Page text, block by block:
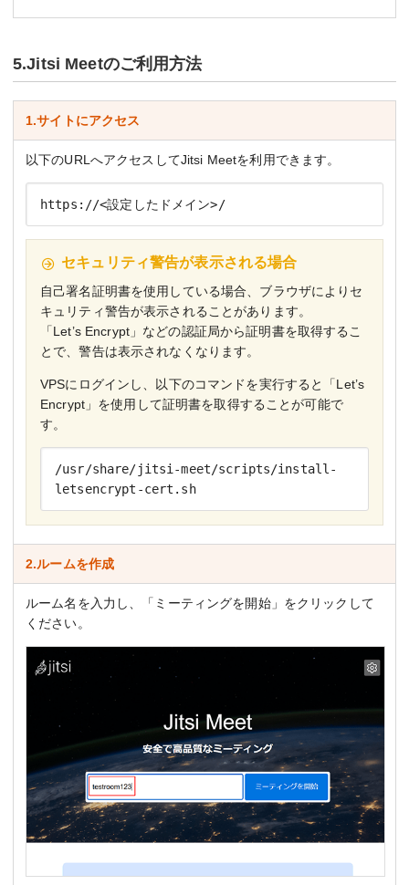
5.Jitsi Meetのご利用方法
1.サイトにアクセス
以下のURLへアクセスしてJitsi Meetを利用できます。
https://<設定したドメイン>/
セキュリティ警告が表示される場合
自己署名証明書を使用している場合、ブラウザによりセ
キュリティ警告が表示されることがあります。
「Let’s Encrypt」などの認証局から証明書を取得するこ
とで、警告は表示されなくなります。
VPSにログインし、以下のコマンドを実行すると「Let’s
Encrypt」を使用して証明書を取得することが可能で
す。
/usr/share/jitsi-meet/scripts/install-
letsencrypt-cert.sh
2.ルームを作成
ルーム名を入力し、「ミーティングを開始」をクリックして
ください。